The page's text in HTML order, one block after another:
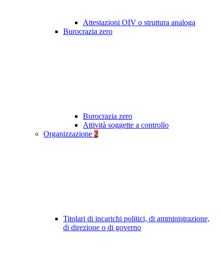
Attestazioni OIV o struttura analoga
Burocrazia zero
Burocrazia zero
Attività soggette a controllo
Organizzazione 2
Titolari di incarichi politici, di amministrazione,
di direzione o di governo